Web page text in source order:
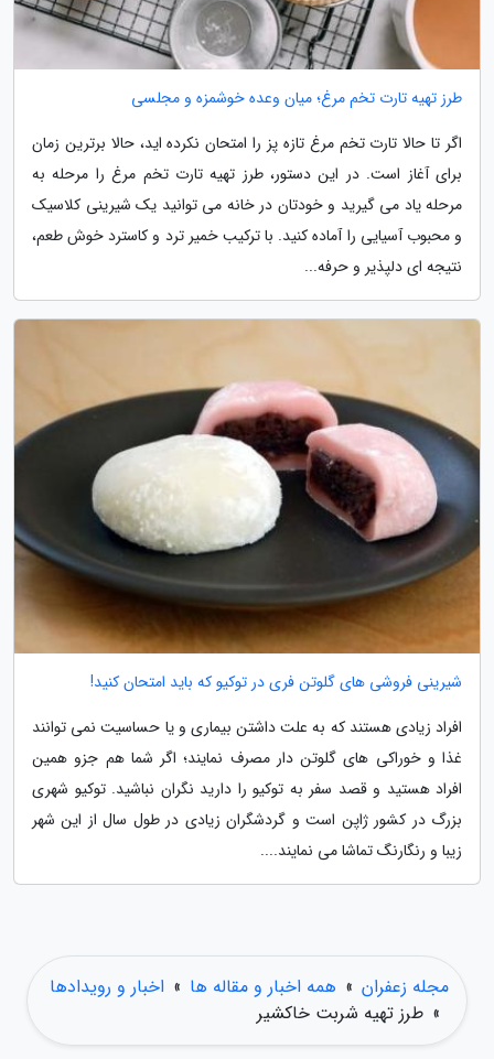
طرز تهیه تارت تخم مرغ؛ میان وعده خوشمزه و مجلسی
اگر تا حالا تارت تخم مرغ تازه پز را امتحان نکرده اید، حالا برترین زمان
برای آغاز است. در این دستور، طرز تهیه تارت تخم مرغ را مرحله به
مرحله یاد می گیرید و خودتان در خانه می توانید یک شیرینی کلاسیک
و محبوب آسیایی را آماده کنید. با ترکیب خمیر ترد و کاسترد خوش طعم،
نتیجه ای دلپذیر و حرفه...
شیرینی فروشی های گلوتن فری در توکیو که باید امتحان کنید!
افراد زیادی هستند که به علت داشتن بیماری و یا حساسیت نمی توانند
غذا و خوراکی های گلوتن دار مصرف نمایند؛ اگر شما هم جزو همین
افراد هستید و قصد سفر به توکیو را دارید نگران نباشید. توکیو شهری
بزرگ در کشور ژاپن است و گردشگران زیادی در طول سال از این شهر
زیبا و رنگارنگ تماشا می نمایند....
مجله زعفران » همه اخبار و مقاله ها » اخبار و رویدادها
» طرز تهیه شربت خاکشیر